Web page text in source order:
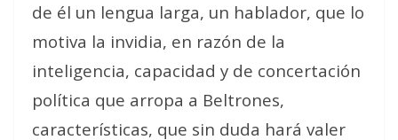
de él un lengua larga, un hablador, que lo
motiva la invidia, en razón de la
inteligencia, capacidad y de concertación
política que arropa a Beltrones,
características, que sin duda hará valer